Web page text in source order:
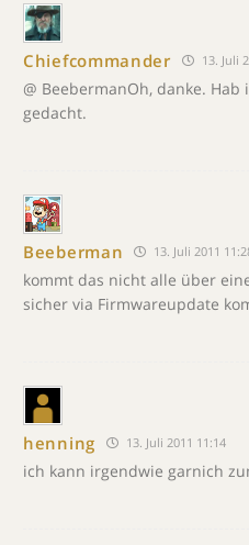
Chiefcommander 13. Juli
@ BeebermanOh, danke.
gedacht.
Beeberman 13. Juli 2011
kommt das nicht alle über
sicher via Firmwareupdate
henning 13. Juli 2011 11:14
ich kann irgendwie garnich